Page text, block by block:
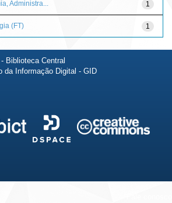
1
Administra...
1
(FT)
Biblioteca Central
da Informação Digital - GID